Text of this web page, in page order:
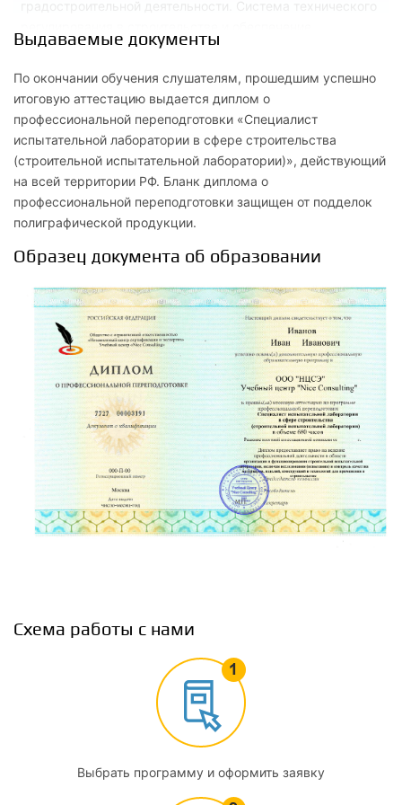
градостроительной деятельности. Система технического
безопасности строительного производства
1.2
Стандарты и правила саморегулируемых организаций
Система контроля качества строительных организации
1.3
Законодательные основы дорожного строительства;
технические регламенты и государственные стандарты
1.4
Основы Федерального Закона «Об автомобильных
дорогах и дорожной деятельности в РФ» № 257-ФЗ и
Федерального закона «О техническом регулировании» №
184-ФЗ
1.5
Требования к контролю качества материалов и работ
2
Законодательное обеспечение деятельности
испытательных лабораторий
2.2
Управление испытательной лабораторией
2.3
2.4
Выдаваемые документы
По окончании обучения слушателям, прошедшим успешно
итоговую аттестацию выдается диплом о
профессиональной переподготовки «Специалист
испытательной лаборатории в сфере строительства
(строительной испытательной лаборатории)», действующий
на всей территории РФ. Бланк диплома о
профессиональной переподготовки защищен от подделок
полиграфической продукции.
Образец документа об образовании
Схема работы с нами
Выбрать программу и оформить заявку